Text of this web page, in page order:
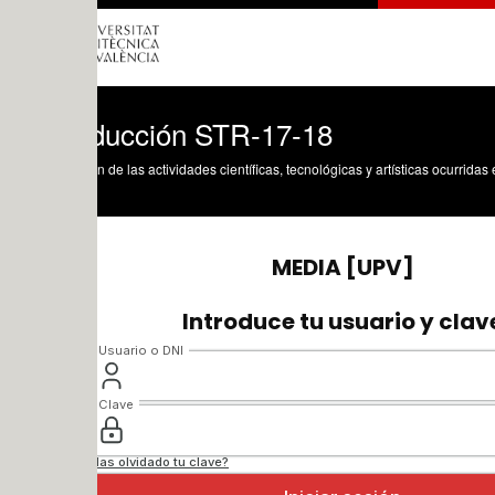
STR-17-18
de las actividades científicas, tecnológicas y artísticas ocurridas en los tres